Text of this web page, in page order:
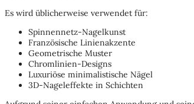
Es wird üblicherweise verwendet für:
Spinnennetz-Nagelkunst
Französische Linienakzente
Geometrische Muster
Chromlinien-Designs
Luxuriöse minimalistische Nägel
3D-Nageleffekte in Schichten